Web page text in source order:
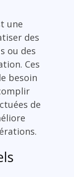
une
des
ou des
Ces
besoin
de